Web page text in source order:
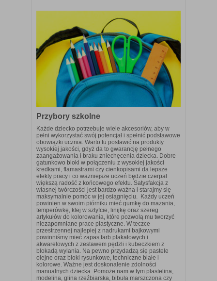
Przybory szkolne
Każde dziecko potrzebuje wiele akcesoriów, aby w
pełni wykorzystać swój potencjał i spełnić podstawowe
obowiązki ucznia. Warto tu postawić na produkty
wysokiej jakości, gdyż da to gwarancję pełnego
zaangażowania i braku zniechęcenia dziecka. Dobre
gatunkowo bloki w połączeniu z wysokiej jakości
kredkami, flamastrami czy cienkopisami da lepsze
efekty pracy i co ważniejsze uczeń będzie czerpał
większą radość z końcowego efektu. Satysfakcja z
własnej twórczości jest bardzo ważna i starajmy się
maksymalnie pomóc w jej osiągnięciu. Każdy uczeń
powinien w swoim piórniku mieć gumkę do mazania,
temperówkę, klej w sztyfcie, linijkę oraz szereg
artykułów do kolorowania, które pozwolą mu tworzyć
niezapomniane prace plastyczne. W teczce
przestrzennej najlepiej z nadrukami bajkowymi
powinniśmy mieć zapas farb plakatowych i
akwarelowych z zestawem pędzli i kubeczkiem z
blokadą wylania. Na pewno przydadzą się pastele
olejne oraz bloki rysunkowe, techniczne białe i
kolorowe. Ważne jest doskonalenie zdolności
manualnych dziecka. Pomoże nam w tym plastelina,
modelina, glina rzeźbiarska, bibuła marszczona czy